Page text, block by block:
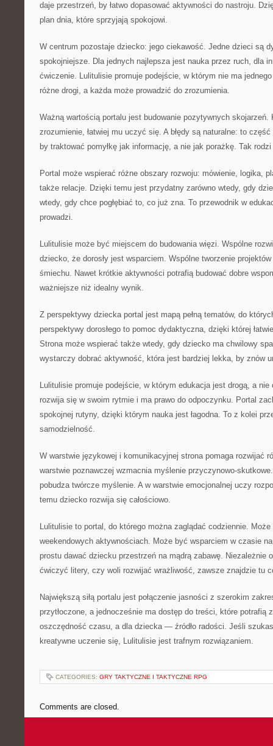
daje przestrzeń, by łatwo dopasować aktywności do nastroju.
plan dnia, które sprzyjają spokojowi.
W centrum pozostaje dziecko: jego ciekawość. Jedne dzieci są
spokojniejsze. Dla jednych najlepsza jest nauka przez ruch, dla
ćwiczenie. Lulitulisie promuje podejście, w którym nie ma
różne drogi, a każda może prowadzić do zrozumienia.
Ważną wartością portalu jest budowanie pozytywnych skojarzeń.
zrozumienie, łatwiej mu uczyć się. A błędy są naturalne: to
by traktować pomyłkę jak informację, a nie jak porażkę. Tak
Portal może wspierać różne obszary rozwoju: mówienie, logika,
także relacje. Dzięki temu jest przydatny zarówno wtedy, gdy
wtedy, gdy chce pogłębiać to, co już zna. To przewodnik w
prowadzi.
Lulitulisie może być miejscem do budowania więzi. Wspólne
dziecko, że dorosły jest wsparciem. Wspólne tworzenie
śmiechu. Nawet krótkie aktywności potrafią budować dobre
ważniejsze niż idealny wynik.
Z perspektywy dziecka portal jest mapą pełną tematów, do
perspektywy dorosłego to pomoc dydaktyczna, dzięki której
Strona może wspierać także wtedy, gdy dziecko ma chwilowy
wystarczy dobrać aktywność, która jest bardziej lekka, by znów
Lulitulisie promuje podejście, w którym edukacja jest drogą, a nie
rozwija się w swoim rytmie i ma prawo do odpoczynku. Portal
spokojnej rutyny, dzięki którym nauka jest łagodna. To z kolei
samodzielność.
W warstwie językowej i komunikacyjnej strona pomaga rozwijać
warstwie poznawczej wzmacnia myślenie przyczynowo-
pobudza twórcze myślenie. A w warstwie emocjonalnej uczy
temu dziecko rozwija się całościowo.
Lulitulisie to portal, do którego można zaglądać codziennie.
weekendowych aktywnościach. Może być wsparciem w czasie
prostu dawać dziecku przestrzeń na mądrą zabawę. Niezależnie
ćwiczyć litery, czy woli rozwijać wrażliwość, zawsze znajdzie tu
Największą siłą portalu jest połączenie jasności z szerokim
przytłoczone, a jednocześnie ma dostęp do treści, które potrafią
oszczędność czasu, a dla dziecka — źródło radości. Jeśli
kreatywne uczenie się, Lulitulisie jest trafnym rozwiązaniem.
CATEGORIES: GRY TAKTYCZNE I TAKTYCZNE RPG
Comments are closed.